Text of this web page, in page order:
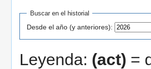
Buscar en el historial
Desde el año (y anteriores):
Leyenda: (act) =